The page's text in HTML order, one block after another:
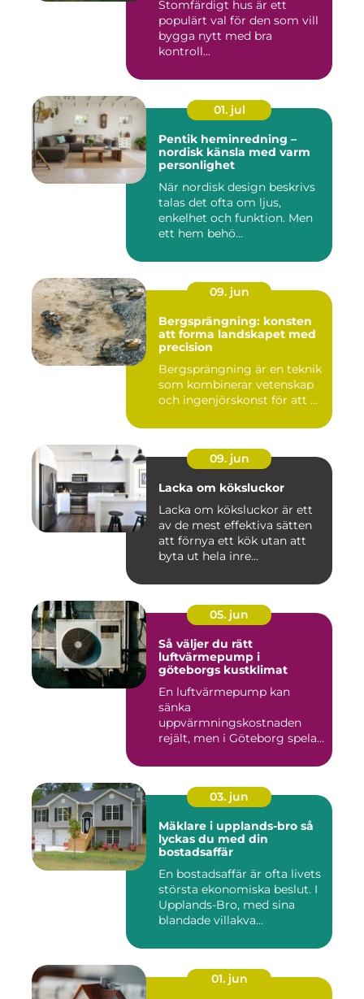
Stomfärdigt hus är ett
populärt val för den som vill
bygga nytt med bra
kontroll...
01. jul
Pentik heminredning –
nordisk känsla med varm
personlighet
När nordisk design beskrivs
talas det ofta om ljus,
enkelhet och funktion. Men
ett hem behö...
09. jun
Bergsprängning: konsten
att forma landskapet med
precision
Bergsprängning är en teknik
som kombinerar vetenskap
och ingenjörskonst för att ...
09. jun
Lacka om köksluckor
Lacka om köksluckor är ett
av de mest effektiva sätten
att förnya ett kök utan att
byta ut hela inre...
05. jun
Så väljer du rätt
luftvärmepump i
göteborgs kustklimat
En luftvärmepump kan
sänka
uppvärmningskostnaden
rejält, men i Göteborg spelar
03. jun
Mäklare i upplands-bro så
lyckas du med din
bostadsaffär
En bostadsaffär är ofta livets
största ekonomiska beslut. I
Upplands-Bro, med sina
blandade villakva...
01. jun